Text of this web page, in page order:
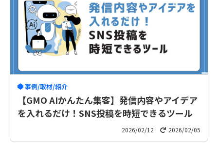
事例/取材/紹介
【GMO AIかんたん集客】発信内容やアイデア
を入れるだけ！SNS投稿を時短できるツール
2026/02/12 2026/02/05